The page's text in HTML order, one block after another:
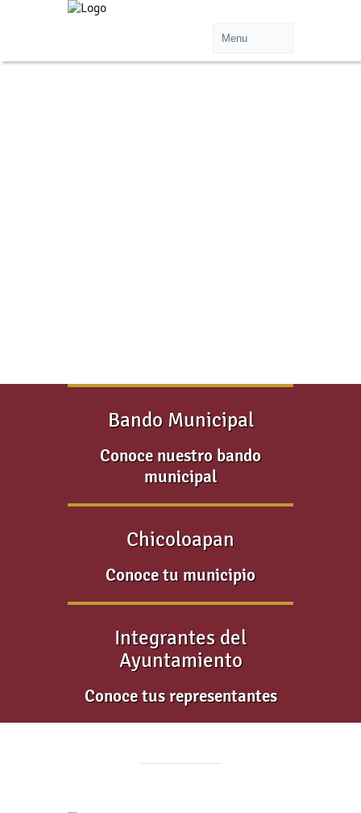
Bando Municipal
Conoce nuestro bando
municipal
Chicoloapan
Conoce tu municipio
Integrantes del
Ayuntamiento
Conoce tus representantes